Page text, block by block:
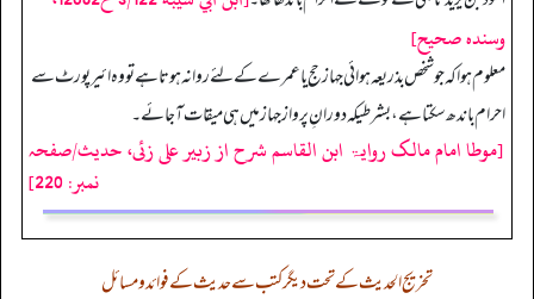
وسنده صحيح]
معلوم ہوا کہ جو شخص بذریعہ ہوائی جہاز حج یا عمرے کے لئے روانہ ہوتا ہے تو وہ ائیرپورٹ سے
احرام باندھ سکتا ہے، بشرطیکہ دورانِ پرواز جہاز میں ہی میقات آجائے۔
[موطا امام مالک روایۃ ابن القاسم شرح از زبیر علی زئی، حدیث/صفحہ
نمبر: 220]
تخریج الحدیث کے تحت دیگر کتب سے حدیث کے فوائد و مسائل